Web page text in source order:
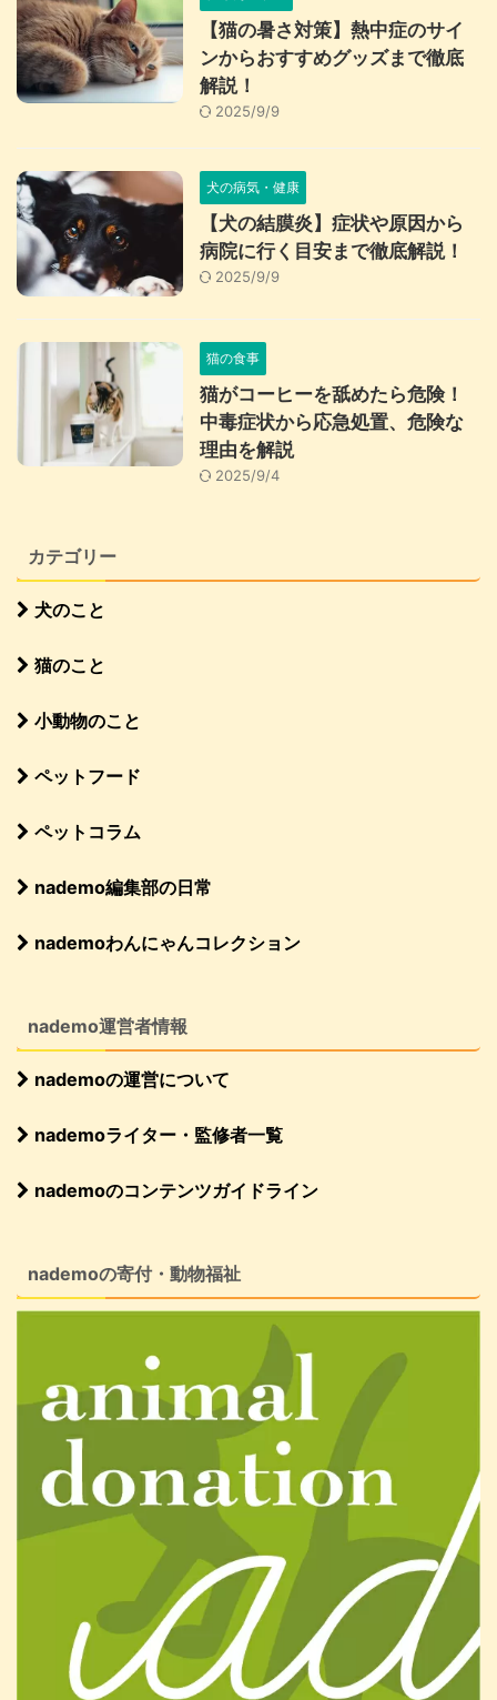
【猫の暑さ対策】熱中症のサイ
ンからおすすめグッズまで徹底
解説！
2025/9/9
犬の病気・健康
【犬の結膜炎】症状や原因から
病院に行く目安まで徹底解説！
2025/9/9
猫の食事
猫がコーヒーを舐めたら危険！
中毒症状から応急処置、危険な
理由を解説
2025/9/4
カテゴリー
犬のこと
猫のこと
小動物のこと
ペットフード
ペットコラム
nademo編集部の日常
nademoわんにゃんコレクション
nademo運営者情報
nademoの運営について
nademoライター・監修者一覧
nademoのコンテンツガイドライン
nademoの寄付・動物福祉